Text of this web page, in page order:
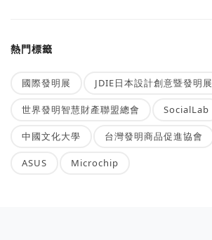
熱門標籤
國際發明展 JDIE日本設計創意暨發明展
世界發明智慧財產聯盟總會 SocialLab
中國文化大學 台灣發明商品促進協會
ASUS Microchip